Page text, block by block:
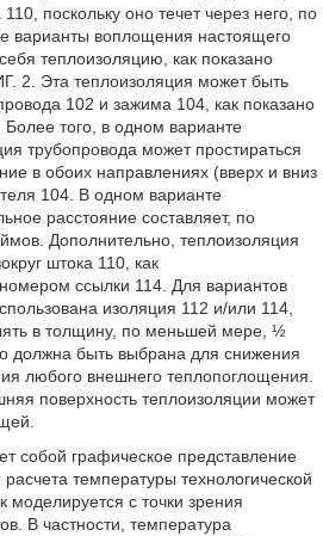
поскольку оно течет через него, по
варианты воплощения настоящего
теплоизоляцию, как показано
2. Эта теплоизоляция может быть
102 и зажима 104, как показано
того, в одном варианте
трубопровода может простираться
в обоих направлениях (вверх и вниз
104. В одном варианте
расстояние составляет, по
Дополнительно, теплоизоляция
штока 110, как
ссылки 114. Для вариантов
изоляция 112 и/или 114,
в толщину, по меньшей мере, ½
должна быть выбрана для снижения
любого внешнего теплопоглощения.
поверхность теплоизоляции может
собой графическое представление
температуры технологической
моделируется с точки зрения
В частности, температура